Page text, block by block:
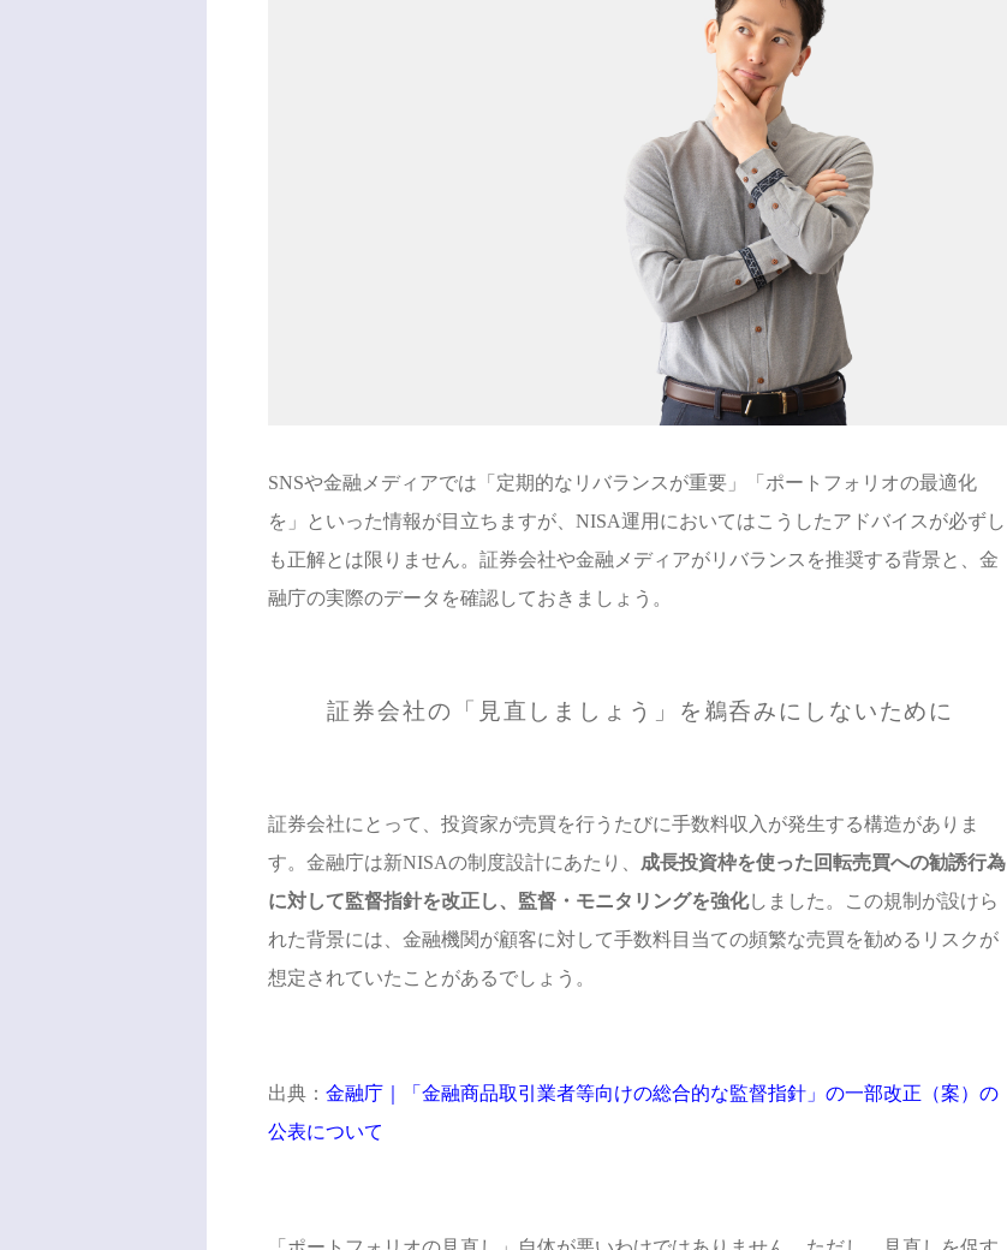
SNSや金融メディアでは「定期的なリバランスが重要」「ポートフォリオの最適化
を」といった情報が目立ちますが、NISA運用においてはこうしたアドバイスが必ずし
も正解とは限りません。証券会社や金融メディアがリバランスを推奨する背景と、金
融庁の実際のデータを確認しておきましょう。
証券会社の「見直しましょう」を鵜呑みにしないために
証券会社にとって、投資家が売買を行うたびに手数料収入が発生する構造がありま
す。金融庁は新NISAの制度設計にあたり、 成長投資枠を使った回転売買への勧誘行為
に対して監督指針を改正し、監督・モニタリングを強化しました。この規制が設けら
れた背景には、金融機関が顧客に対して手数料目当ての頻繁な売買を勧めるリスクが
想定されていたことがあるでしょう。
出典：金融庁｜「金融商品取引業者等向けの総合的な監督指針」の一部改正（案）の
公表について